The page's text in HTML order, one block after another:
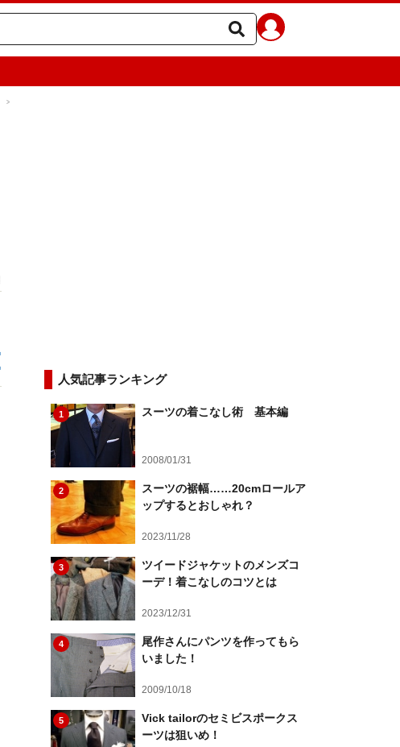
人気記事ランキング
1 スーツの着こなし術 基本編
2008/01/31
2
スーツの裾幅……20cmロールア
ップするとおしゃれ？
2023/11/28
3
ツイードジャケットのメンズコ
ーデ！着こなしのコツとは
2023/12/31
4
尾作さんにパンツを作ってもら
いました！
2009/10/18
5
Vick tailorのセミビスポークス
ーツは狙いめ！